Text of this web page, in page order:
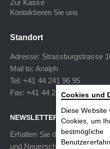
Zur Kasse
Kontaktieren Sie uns
Standort
Adresse: Strassburgstrasse
Mail to: Analph
Tel: +41 44 241 96 95
Fax: +41 44 240 34 40
NEWSLETTER
Erhalten Sie die neuesten
und Neuerscheinungen.
Cookies und
Diese Website
Cookies, um
bestmögliche